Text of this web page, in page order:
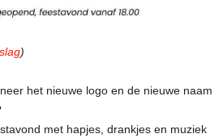
)
het nieuwe logo en de nieuwe naam
met hapjes, drankjes en muziek